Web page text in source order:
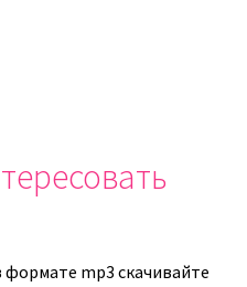
mp3 скачивайте